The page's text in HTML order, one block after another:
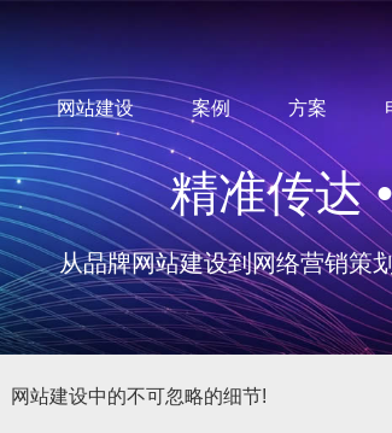
网站建设 案例 方案
精准传达
从品牌网站建设到网络营销策
网站建设中的不可忽略的细节!